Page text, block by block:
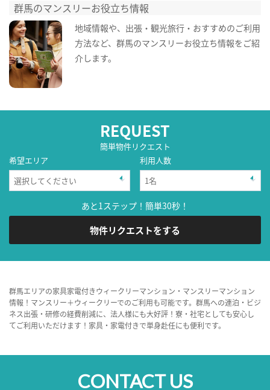
群馬のマンスリーお役立ち情報
地域情報や、出張・観光旅行・おすすめのご利用
方法など、群馬のマンスリーお役立ち情報をご紹
介します。
REQUEST
簡単物件リクエスト
希望エリア
利用人数
あと1ステップ！簡単30秒！
物件リクエストをする
群馬エリアの家具家電付きウィークリーマンション・マンスリーマンション
情報！マンスリー＋ウィークリーでのご利用も可能です。群馬への連泊・ビジ
ネス出張・研修の経費削減に、法人様にも大好評！寮・社宅としても安心し
てご利用いただけます！家具・家電付きで単身赴任にも便利です。
CONTACT US